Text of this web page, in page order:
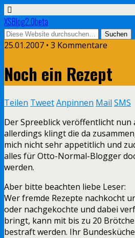
XSBlog2.0beta
25.01.2007 • 3 Kommentare
Noch ein Rezept
Teilen TweetAnpinnen Mail SMS
Der Spreeblick veröffentlicht nun
allerdings klingt die da
mich nicht sehr appetitlich und
alles für Otto-Normal-Blogger
werden.
Aber bitte beachten liebe Leser:
Wer fremde Rezepte nachkocht
oder nachgekochte und dabei
bringt, kann mit bis zu 20
bestraft werden. Ihr